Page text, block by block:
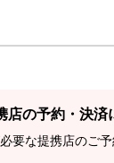
店の予約・決済
要な提携店のご